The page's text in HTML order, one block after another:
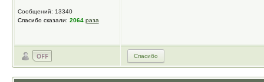
Сообщений: 13340
Спасибо сказали: 2064 раза
Спасибо